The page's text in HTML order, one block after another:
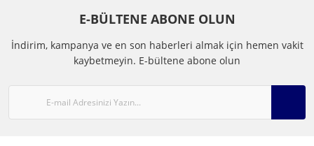
E-BÜLTENE ABONE OLUN
İndirim, kampanya ve en son haberleri almak için hemen vakit
kaybetmeyin. E-bültene abone olun